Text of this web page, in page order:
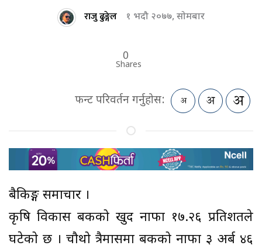
राजु ढुङ्गेल १ भदौ २०७७, सोमबार
0
Shares
फन्ट परिवर्तन गर्नुहोस:
बैकिङ्ग समाचार ।
कृषि विकास बैंकको खुद नाफा १७.२६ प्रतिशतले
घटेको छ । चौथो त्रैमासमा बैंकको नाफा ३ अर्ब ४६